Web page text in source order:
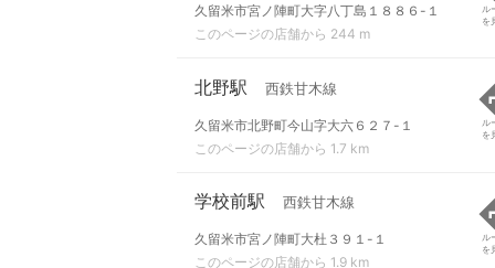
久留米市宮ノ陣町大字八丁島１８８６-１
このページの店舗から 244 m
ル
を
北野駅 西鉄甘木線
久留米市北野町今山字大六６２７-１
このページの店舗から 1.7 km
ル
を
学校前駅 西鉄甘木線
久留米市宮ノ陣町大杜３９１-１
このページの店舗から 1.9 km
ル
を